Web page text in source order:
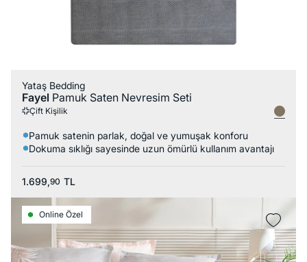
Yataş Bedding
Fayel Pamuk Saten Nevresim Seti
Çift Kişilik
Pamuk satenin parlak, doğal ve yumuşak konforu
Dokuma sıklığı sayesinde uzun ömürlü kullanım avantajı
1.699,90 TL
Online Özel